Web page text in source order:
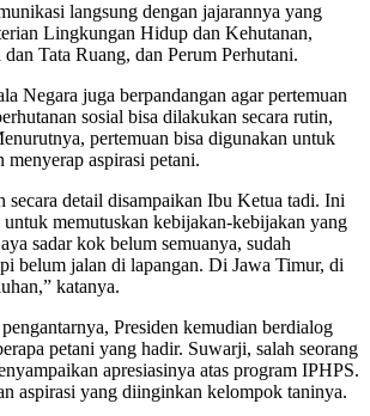
langsung dengan jajarannya yang
Lingkungan Hidup dan Kehutanan,
Tata Ruang, dan Perum Perhutani.
Negara juga berpandangan agar pertemuan
sosial bisa dilakukan secara rutin,
pertemuan bisa digunakan untuk
menyerap aspirasi petani.
secara detail disampaikan Ibu Ketua tadi. Ini
untuk memutuskan kebijakan-kebijakan yang
sadar kok belum semuanya, sudah
belum jalan di lapangan. Di Jawa Timur, di
katanya.
Presiden kemudian berdialog
petani yang hadir. Suwarji, salah seorang
apresiasinya atas program IPHPS.
aspirasi yang diinginkan kelompok taninya.